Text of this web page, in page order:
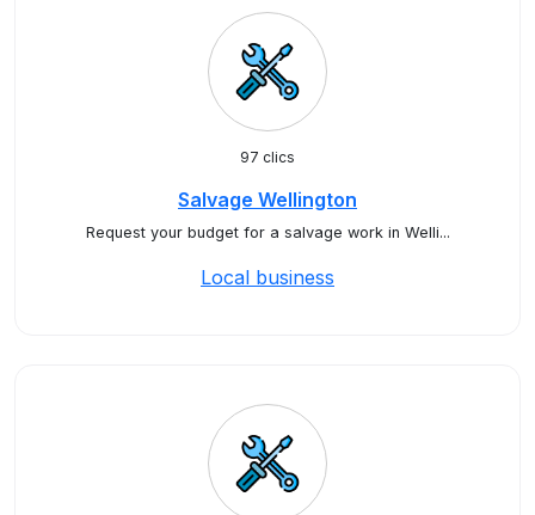
97 clics
Salvage Wellington
Request your budget for a salvage work in Welli...
Local business